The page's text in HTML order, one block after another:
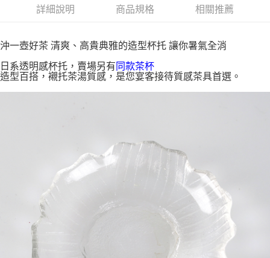
相關說明
便利好安心！
２．便利：只要手機號碼，簡訊認證，即可結帳。
３．安心：先確認商品／服務後，再付款。
３．收到繳費通知簡訊後14天內，點擊此簡訊中的連結，可透過四大超商／
ATM／網路銀行／等多元方式進行付款，方視為交易完成。
※ 請注意：結帳手續完成當下不需立刻繳費，但若您需要取消訂單，請聯絡
購買商品的店家。未經商家同意取消之訂單仍視為有效，需透過AFTEE先享
後付繳納相關費用。
※ 交易是否成功請以「AFTEE先享後付 」之結帳頁面顯示為準，若有關於
是否繳費成功／繳費後需取消欲退款等相關疑問，請聯繫「AFTEE先享後付
客戶支援中心」
https://netprotections.freshdesk.com/support/home
【注意事項】
１．透過由恩沛科技股份有限公司提供之「AFTEE先享後付」服務完成之交
運送方式
每筆NT$60，滿NT$1,500(含以上)免運費
每筆NT$60，滿NT$1,500(含以上)免運費
付款後7-11取貨
每筆NT$60，滿NT$1,500(含以上)免運費
詳細說明 商品規格 相關推薦
沖一壺好茶 清爽、高貴典雅的造型杯托 讓你暑氣全消
日系透明感杯托，賣場另有 同款茶杯
造型百搭，襯托茶湯質感，是您宴客接待質感茶具首選。